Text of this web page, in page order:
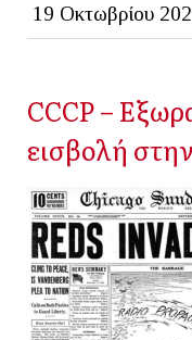
19 Οκτωβρίου
CCCP –
εισβολή